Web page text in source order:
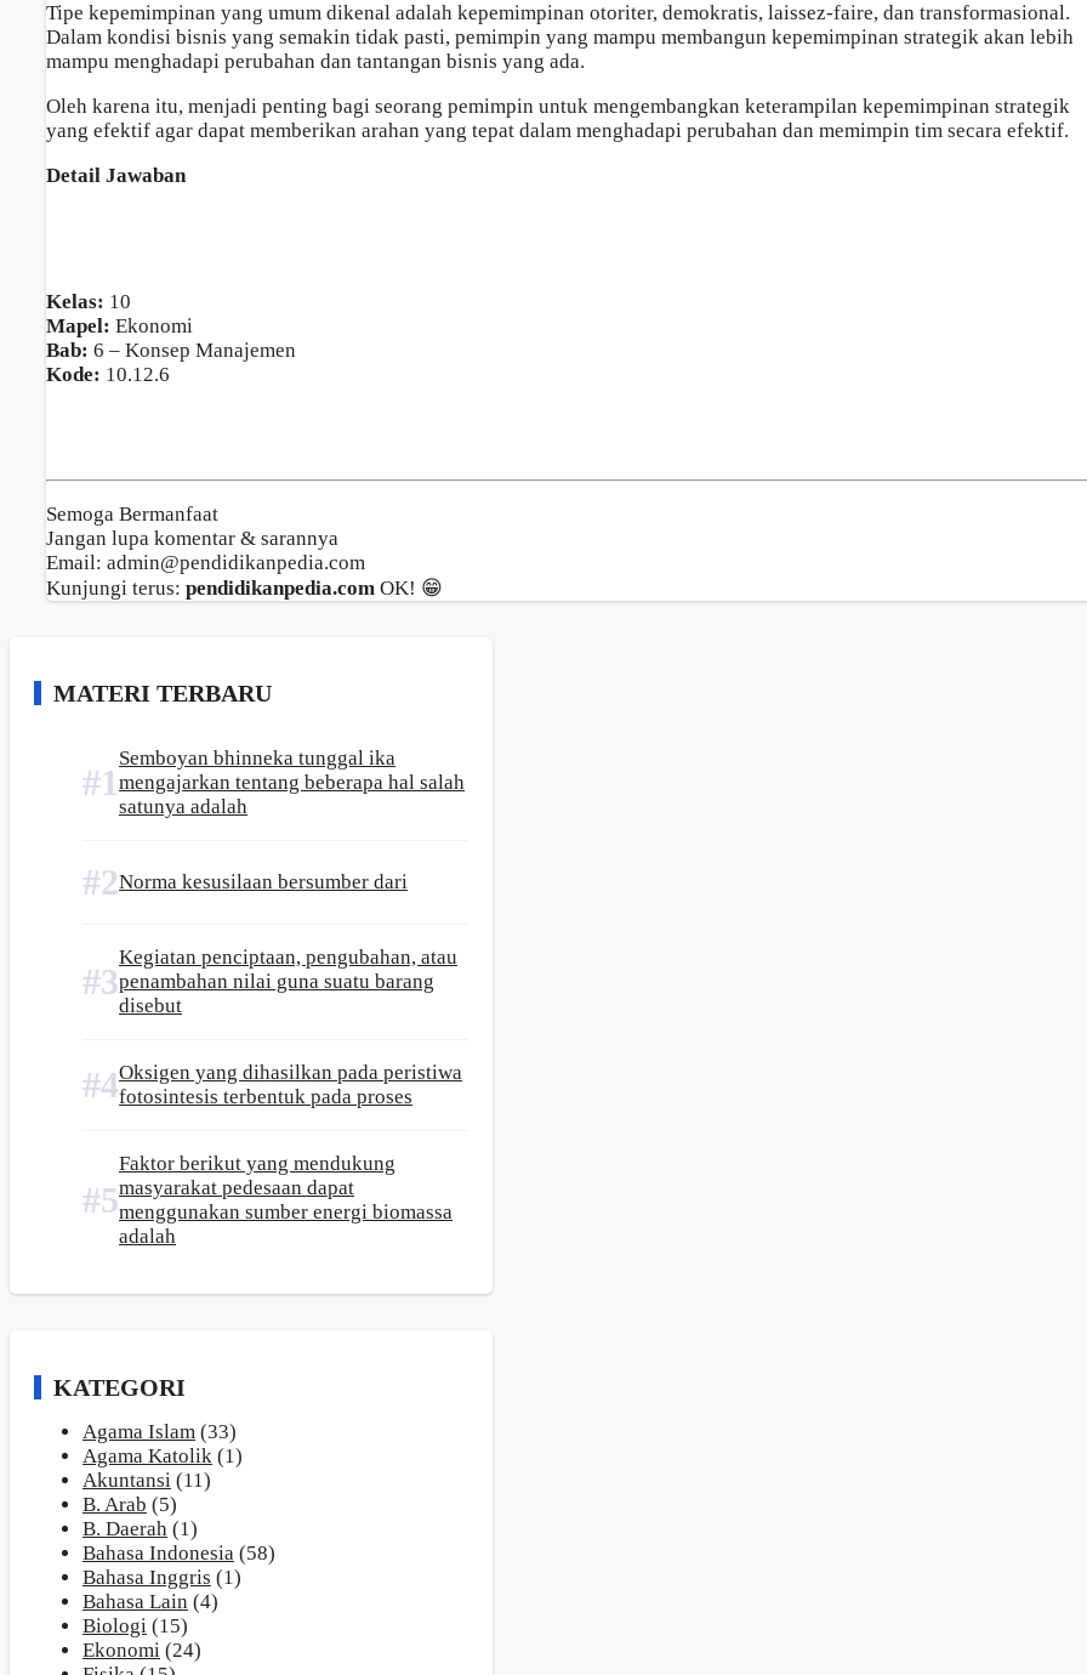
Tipe kepemimpinan yang umum dikenal adalah kepemimpinan otoriter, demokratis, laissez-faire, dan transformasional.
Dalam kondisi bisnis yang semakin tidak pasti, pemimpin yang mampu membangun kepemimpinan strategik akan lebih
mampu menghadapi perubahan dan tantangan bisnis yang ada.
Oleh karena itu, menjadi penting bagi seorang pemimpin untuk mengembangkan keterampilan kepemimpinan strategik
yang efektif agar dapat memberikan arahan yang tepat dalam menghadapi perubahan dan memimpin tim secara efektif.
Detail Jawaban
Kelas: 10
Mapel: Ekonomi
Bab: 6 – Konsep Manajemen
Kode: 10.12.6
Semoga Bermanfaat
Jangan lupa komentar & sarannya
Email: admin@pendidikanpedia.com
Kunjungi terus: pendidikanpedia.com OK! 😁
MATERI TERBARU
Semboyan bhinneka tunggal ika
mengajarkan tentang beberapa hal salah
satunya adalah
Norma kesusilaan bersumber dari
Kegiatan penciptaan, pengubahan, atau
penambahan nilai guna suatu barang
disebut
Oksigen yang dihasilkan pada peristiwa
fotosintesis terbentuk pada proses
Faktor berikut yang mendukung
masyarakat pedesaan dapat
menggunakan sumber energi biomassa
adalah
KATEGORI
Agama Islam (33)
Agama Katolik (1)
Akuntansi (11)
B. Arab (5)
B. Daerah (1)
Bahasa Indonesia (58)
Bahasa Inggris (1)
Bahasa Lain (4)
Biologi (15)
Ekonomi (24)